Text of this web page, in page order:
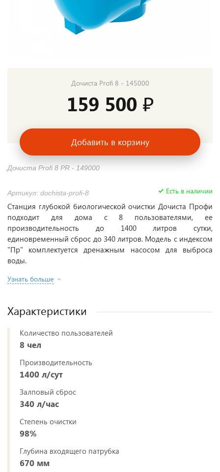
Артикул: dochista-profi-8 Есть в наличии
Станция глубокой биологической очистки Дочиста Профи
подходит для дома с 8 пользователями, ее
производительность до 1400 литров сутки,
единовременный сброс до 340 литров. Модель с индексом
"Пр" комплектуется дренажным насосом для выброса
воды.
Узнать больше
Дочиста Profi 8 - 145000
159 500 ₽
Добавить в корзину
Дочиста Profi 8 PR - 149000
Характеристики
Количество пользователей
8 чел
Производительность
1400 л/сут
Залповый сброс
340 л/час
Степень очистки
98%
Глубина входящего патрубка
670 мм